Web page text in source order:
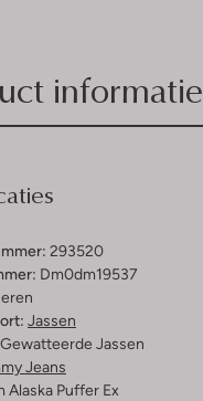
informatie
293520
Dm0dm19537
Jassen
Gewatteerde Jassen
Jeans
Alaska Puffer Ex